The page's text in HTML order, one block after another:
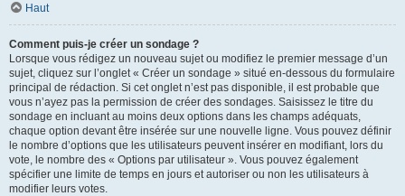
Haut
Comment puis-je créer un sondage ?
Lorsque vous rédigez un nouveau sujet ou modifiez le premier message d’un
sujet, cliquez sur l’onglet « Créer un sondage » situé en-dessous du formulaire
principal de rédaction. Si cet onglet n’est pas disponible, il est probable que
vous n’ayez pas la permission de créer des sondages. Saisissez le titre du
sondage en incluant au moins deux options dans les champs adéquats,
chaque option devant être insérée sur une nouvelle ligne. Vous pouvez définir
le nombre d’options que les utilisateurs peuvent insérer en modifiant, lors du
vote, le nombre des « Options par utilisateur ». Vous pouvez également
spécifier une limite de temps en jours et autoriser ou non les utilisateurs à
modifier leurs votes.